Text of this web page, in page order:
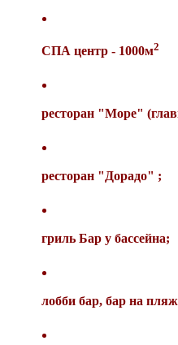
СПА центр - 1000м2
ресторан "Море"
ресторан "Дорадo" ;
гриль Бар у бассейна;
лобби бар, бар на